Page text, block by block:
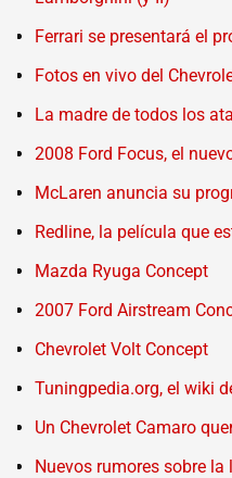
Ferrari se presentará el
Fotos en vivo del
La madre de todos los
2008 Ford Focus, el
McLaren anuncia su
Redline, la película que
Mazda Ryuga Concept
2007 Ford Airstream
Chevrolet Volt Concept
Tuningpedia.org, el wiki
Un Chevrolet Camaro
Nuevos rumores sobre